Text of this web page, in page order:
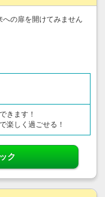
の扉を開けてみません
きます！
楽しく過ごせる！
ク